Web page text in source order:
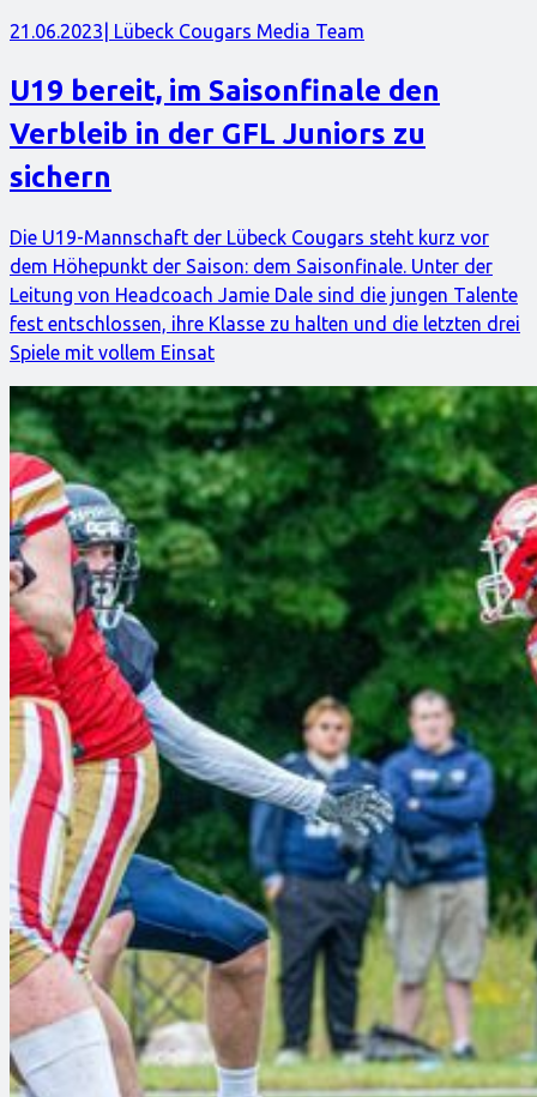
21.06.2023 | Lübeck Cougars Media Team
U19 bereit, im Saisonfinale den
Verbleib in der GFL Juniors zu
sichern
Die U19-Mannschaft der Lübeck Cougars steht kurz vor
dem Höhepunkt der Saison: dem Saisonfinale. Unter der
Leitung von Headcoach Jamie Dale sind die jungen Talente
fest entschlossen, ihre Klasse zu halten und die letzten drei
Spiele mit vollem Einsat